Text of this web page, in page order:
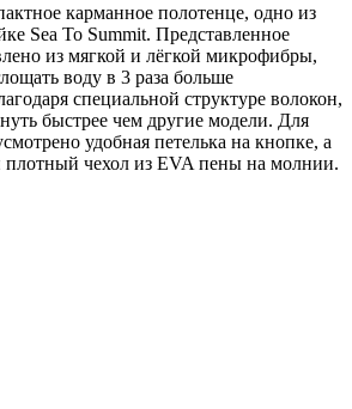
карманное полотенце, одно из
Sea To Summit. Представленное
из мягкой и лёгкой микрофибры,
воду в 3 раза больше
специальной структуре волокон,
быстрее чем другие модели. Для
удобная петелька на кнопке, а
плотный чехол из EVA пены на молнии.